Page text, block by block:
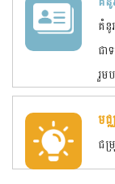
គំនូ
ជា
រួម
មជ្
ជម្